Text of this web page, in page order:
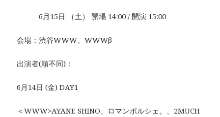
6月15日 （土） 開場 14:00 / 開演 15:00
会場：渋谷WWW、WWWβ
出演者(順不同)：
6月14日 (金) DAY1
＜WWW>AYANE SHINO、ロマンポルシェ。、2MUCH